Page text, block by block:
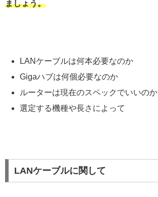
ましょう。
LANケーブルは何本必要なのか
Gigaハブは何個必要なのか
ルーターは現在のスペックでいいのか
選定する機種や長さによって
LANケーブルに関して